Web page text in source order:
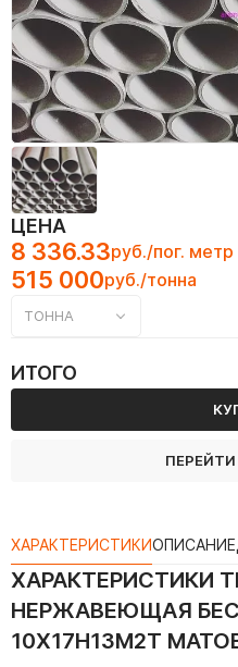
ЦЕНА
8 336.33руб./пог. метр
515 000руб./тонна
ТОННА
ИТОГО
ХАРАКТЕРИСТИКИОПИСАНИЕ
ХАРАКТЕРИСТИКИ
НЕРЖАВЕЮЩАЯ
10Х17Н13М2Т